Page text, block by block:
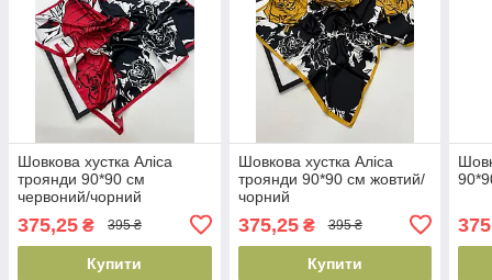
Шовкова хустка Аліса
троянди 90*90 см
червоний/чорний
375,25 ₴ 395 ₴
Купити
Шовкова хустка Аліса
троянди 90*90 см жовтий/
чорний
375,25₴ 395 ₴
Купити